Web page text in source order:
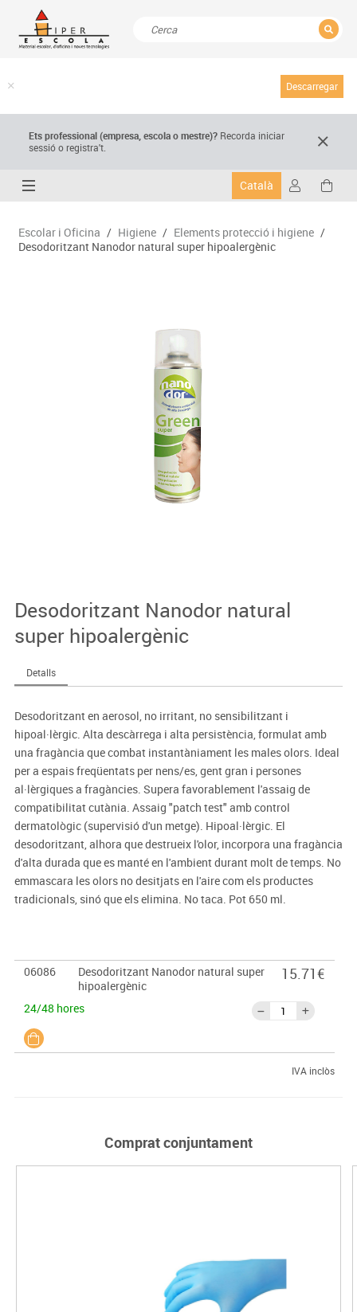
Descarregar
Ets professional (empresa,escola o mestre)? Recorda iniciar
sessió o registra't.
Català
Escolar i Oficina / Higiene / Elements protecció i higiene /
Desodoritzant Nanodor natural super hipoalergènic
Desodoritzant Nanodor natural
super hipoalergènic
Detalls
Desodoritzant en aerosol, no irritant, no sensibilitzant i
hipoal·lèrgic. Alta descàrrega i alta persistència, formulat amb
una fragància que combat instantàniament les males olors. Ideal
per a espais freqüentats per nens/es, gent gran i persones
al·lèrgiques a fragàncies. Supera favorablement l'assaig de
compatibilitat cutània. Assaig "patch test" amb control
dermatològic (supervisió d'un metge). Hipoal·lèrgic. El
desodoritzant, alhora que destrueix l'olor, incorpora una fragància
d'alta durada que es manté en l'ambient durant molt de temps. No
emmascara les olors no desitjats en l'aire com els productes
tradicionals, sinó que els elimina. No taca. Pot 650 ml.
06086
Desodoritzant Nanodor natural super
hipoalergènic
24/48 hores
15.71€
IVA inclòs
Comprat conjuntament